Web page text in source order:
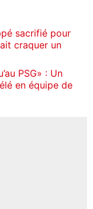
sacrifié pour
craquer un
PSG» : Un
en équipe de